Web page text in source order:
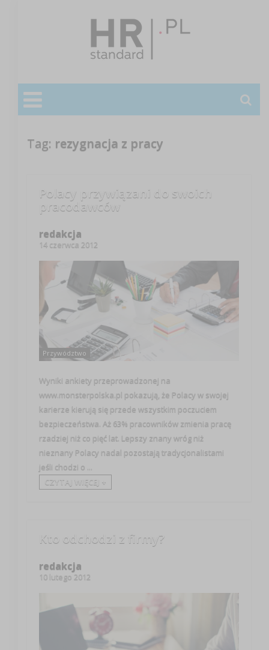
Tag: rezygnacja z pracy
Polacy przywiązani do swoich
pracodawców
redakcja
14 czerwca 2012
Przywództwo
Wyniki ankiety przeprowadzonej na
www.monsterpolska.pl pokazują, że Polacy w swojej
karierze kierują się przede wszystkim poczuciem
bezpieczeństwa. Aż 63% pracowników zmienia pracę
rzadziej niż co pięć lat. Lepszy znany wróg niż
nieznany Polacy nadal pozostają tradycjonalistami
jeśli chodzi o ...
CZYTAJ WIĘCEJ +
Kto odchodzi z firmy?
redakcja
10 lutego 2012